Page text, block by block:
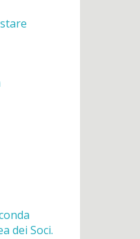
dei Soci.